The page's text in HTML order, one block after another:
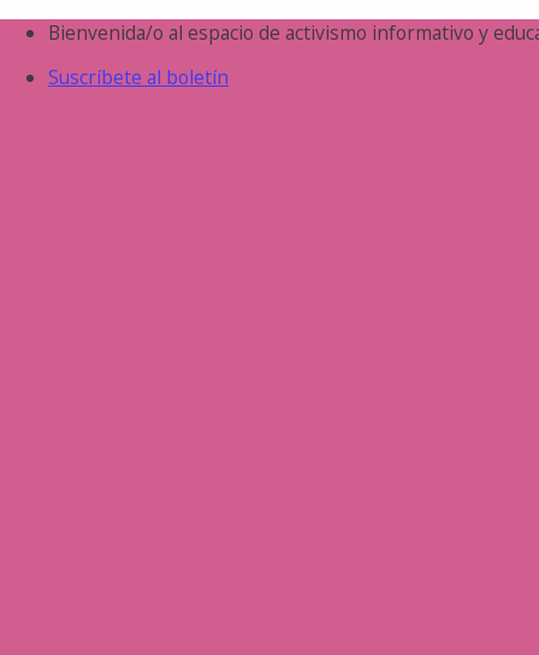
Saltar
contenido
Bienvenida/o al espacio de activismo informativo y
Suscríbete al boletín